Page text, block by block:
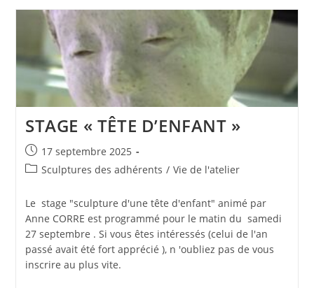
MAN-
ATHAN
STAGE « TÊTE D’ENFANT »
Publication
publiée :
17 septembre 2025
PostSculptures des adhérents / Vie de l'atelier
Le stage "sculpture d'une tête d'enfant" animé par
Anne CORRE est programmé pour le matin du samedi
27 septembre . Si vous êtes intéressés (celui de l'an
passé avait été fort apprécié ), n 'oubliez pas de vous
inscrire au plus vite.